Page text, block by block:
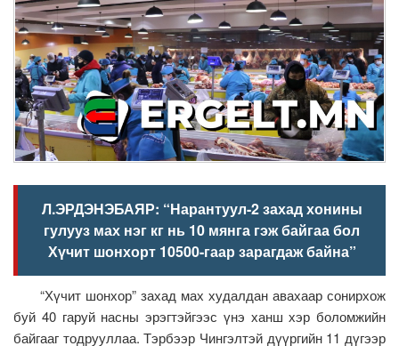
Л.ЭРДЭНЭБАЯР: “Нарантуул-2 захад хонины
гулууз мах нэг кг нь 10 мянга гэж байгаа бол
Хүчит шонхорт 10500-гаар зарагдаж байна”
“Хүчит шонхор” захад мах худалдан авахаар сонирхож
буй 40 гаруй насны эрэгтэйгээс үнэ ханш хэр боломжийн
байгааг тодрууллаа. Тэрбээр Чингэлтэй дүүргийн 11 дүгээр